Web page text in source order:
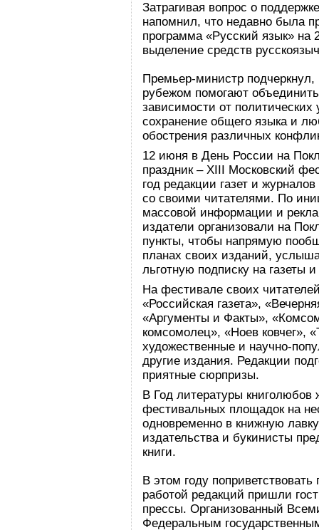
Затрагивая вопрос о
напомнил, что недавно была
программа «Русский язык» на
выделение средств
Премьер-министр подчеркнул,
рубежом помогают
зависимости от
сохранение общего языка и
обострения различных
12 июня в День России на
праздник – ХIII Московский
год редакции газет и
со своими читателями. По
массовой информации и
издатели организовали на
пункты, чтобы напрямую
планах своих изданий,
льготную подписку на газеты
На фестивале своих
«Российская газета»,
«Аргументы и Факты»,
комсомолец», «Ноев ковчег»,
художественные и научно-
другие издания. Редакции
приятные сюрпризы.
В Год литературы книголюбов
фестивальных площадок на
одновременно в книжную
издательства и букинисты
книги.
В этом году
работой редакций пришли
прессы. Организованный
Федеральным